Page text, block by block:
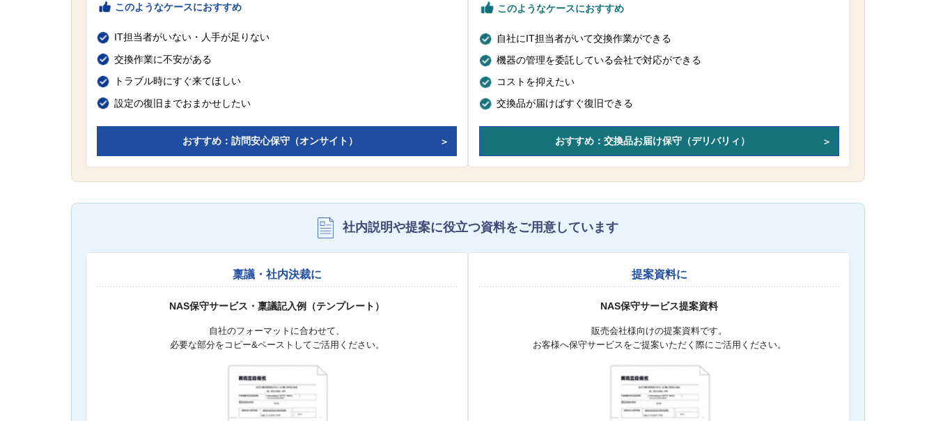
このようなケースにおすすめ
IT担当者がいない・人手が足りない
交換作業に不安がある
トラブル時にすぐ来てほしい
設定の復旧までおまかせしたい
おすすめ：訪問安心保守（オンサイト）
このようなケースにおすすめ
自社にIT担当者がいて交換作業ができる
機器の管理を委託している会社で対応ができる
コストを抑えたい
交換品が届けばすぐ復旧できる
おすすめ：交換品お届け保守（デリバリィ）
社内説明や提案に役立つ資料をご用意しています
稟議・社内決裁に
NAS保守サービス・稟議記入例（テンプレート）
自社のフォーマットに合わせて、
必要な部分をコピー&ペーストしてご活用ください。
提案資料に
NAS保守サービス提案資料
販売会社様向けの提案資料です。
お客様へ保守サービスをご提案いただく際にご活用ください。